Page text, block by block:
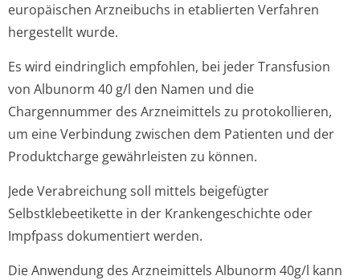
europäischen Arzneibuchs in etablierten Verfahren
hergestellt wurde.
Es wird eindringlich empfohlen, bei jeder Transfusion
von Albunorm 40 g/l den Namen und die
Chargennummer des Arzneimittels zu protokollieren,
um eine Verbindung zwischen dem Patienten und der
Produktcharge gewährleisten zu können.
Jede Verabreichung soll mittels beigefügter
Selbstklebeetikette in der Krankengeschichte oder
Impfpass dokumentiert werden.
Die Anwendung des Arzneimittels Albunorm 40g/l kann